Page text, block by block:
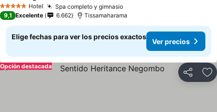
5 Estrellas Hotel Spa completo y gimnasio
9,1 Excelente 6.662 Tissamaharama
Elige fechas para ver los precios exactos
Ver precios
Compartir
Opción destacada